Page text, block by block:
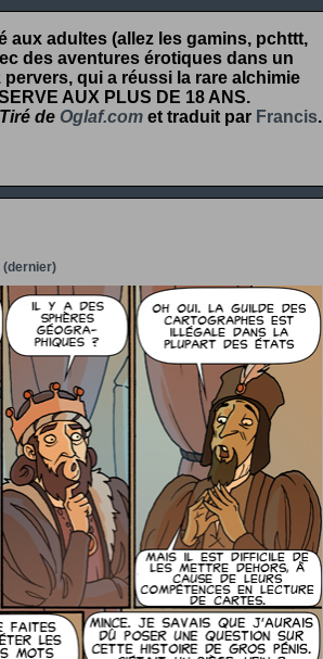
aux adultes (allez les gamins, pchttt,
des aventures érotiques dans un
qui a réussi la rare alchimie
AUX PLUS DE 18 ANS.
Tiré de Oglaf.com et traduit par Francis.
(dernier)